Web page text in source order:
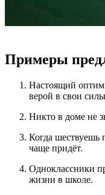
Примеры
Настоящий
верой в свои
Никто в доме не
Когда шествуешь
чаще придёт.
Одноклассники
жизни в школе.